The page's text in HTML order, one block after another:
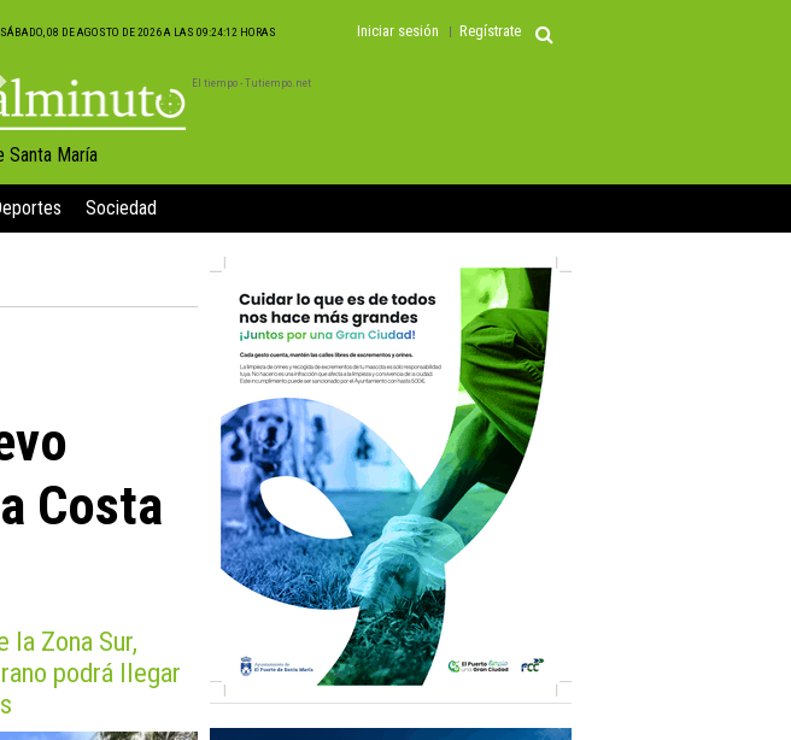
08 DE AGOSTO DE 2026 A LAS 09:24:12 HORAS Iniciar sesión Regístrate
Santa María
El tiempo - Tutiempo.net
Sociedad
Costa
la Zona Sur,
podrá llegar